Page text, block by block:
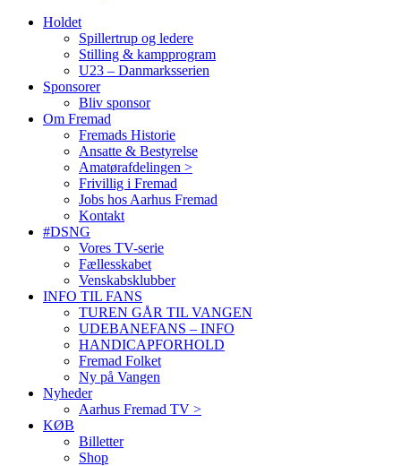
Holdet
Spillertrup og ledere
Stilling & kampprogram
U23 – Danmarksserien
Sponsorer
Bliv sponsor
Om Fremad
Fremads Historie
Ansatte & Bestyrelse
Amatørafdelingen >
Frivillig i Fremad
Jobs hos Aarhus Fremad
Kontakt
#DSNG
Vores TV-serie
Fællesskabet
Venskabsklubber
INFO TIL FANS
TUREN GÅR TIL VANGEN
UDEBANEFANS – INFO
HANDICAPFORHOLD
Fremad Folket
Ny på Vangen
Nyheder
Aarhus Fremad TV >
KØB
Billetter
Shop